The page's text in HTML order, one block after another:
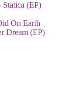
Statica (EP)
On Earth
Dream (EP)